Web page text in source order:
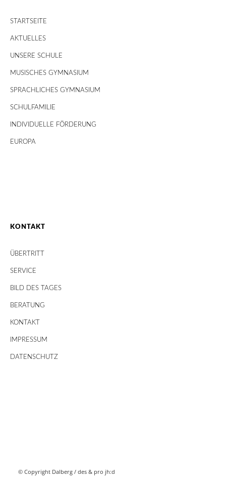
STARTSEITE
AKTUELLES
UNSERE SCHULE
MUSISCHES GYMNASIUM
SPRACHLICHES GYMNASIUM
SCHULFAMILIE
INDIVIDUELLE FÖRDERUNG
EUROPA
KONTAKT
ÜBERTRITT
SERVICE
BILD DES TAGES
BERATUNG
KONTAKT
IMPRESSUM
DATENSCHUTZ
© Copyright Dalberg / des & pro jh:d